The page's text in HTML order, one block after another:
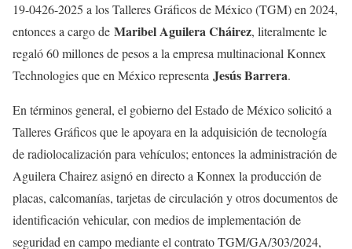
19-0426-2025 a los Talleres Gráficos de México (TGM) en 2024,
entonces a cargo de Maribel Aguilera Cháirez, literalmente le
regaló 60 millones de pesos a la empresa multinacional Konnex
Technologies que en México representa Jesús Barrera.
En términos general, el gobierno del Estado de México solicitó a
Talleres Gráficos que le apoyara en la adquisición de tecnología
de radiolocalización para vehículos; entonces la administración de
Aguilera Chairez asignó en directo a Konnex la producción de
placas, calcomanías, tarjetas de circulación y otros documentos de
identificación vehicular, con medios de implementación de
seguridad en campo mediante el contrato TGM/GA/303/2024,